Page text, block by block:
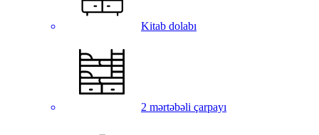
Kitab dolabı
2 mərtəbəli çarpayı